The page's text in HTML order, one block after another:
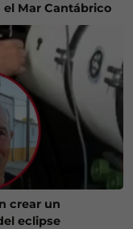
Mar Cantábrico
crear un
eclipse